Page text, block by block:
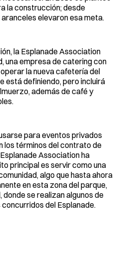
la construcción; desde
elevaron esa meta.
la Esplanade Association
una empresa de catering con
la nueva cafetería del
está definiendo, pero incluirá
además de café y
para eventos privados
los términos del contrato de
Association ha
principal es servir como una
algo que hasta ahora
en esta zona del parque,
se realizan algunos de
del Esplanade.